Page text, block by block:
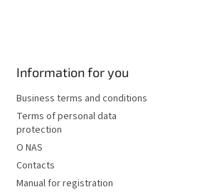
Information for you
Business terms and conditions
Terms of personal data
protection
O NAS
Contacts
Manual for registration